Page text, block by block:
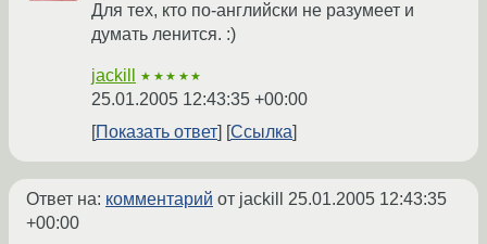
Для тех, кто по-английски не разумеет и
думать ленится. :)
jackill ★★★★★
25.01.2005 12:43:35 +00:00
Показать ответ
Ссылка
Ответ на: комментарий от jackill 25.01.2005 12:43:35
+00:00